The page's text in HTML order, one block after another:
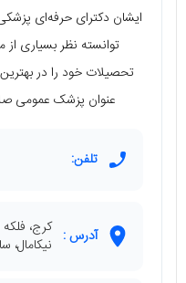
ایشان دکترای حرفه‌ای
توانسته نظر بسیاری
تحصیلات خود را در
عنوان پزشک عمومی
تلفن:
آدرس : کرج،
نیکامال،